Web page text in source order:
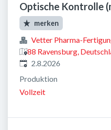
Optische Kontrolle
merken
Vetter Pharma-
88 Ravensburg,
Veröffentlicht
2.8.2026
Produktion
Vollzeit